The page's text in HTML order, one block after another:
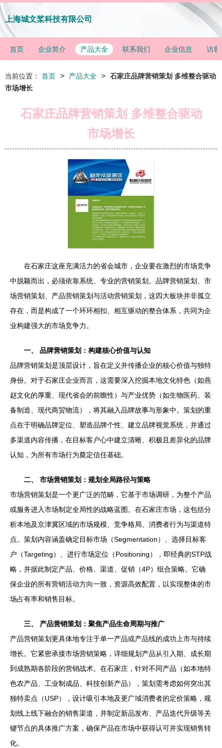
上海城文桨科技有限公司
首页 企业简介 产品大全 联系我们 企业信息 访客
当前位置： 首页 > 产品大全 > 石家庄品牌营销策划 多维整合驱动
市场增长
石家庄品牌营销策划 多维整合驱动
市场增长
在石家庄这座充满活力的省会城市，企业要在激烈的市场竞争
中脱颖而出，必须依靠系统、专业的营销策划。品牌营销策划、市
场营销策划、产品营销策划与活动营销策划，这四大板块并非孤立
存在，而是构成了一个环环相扣、相互驱动的整合体系，共同为企
业构建强大的市场竞争力。
一、 品牌营销策划：构建核心价值与认知
品牌营销策划是顶层设计，旨在定义并传播企业的核心价值与独特
身份。对于石家庄企业而言，这需要深入挖掘本地文化特色（如燕
赵文化的厚重、现代省会的前瞻性）与产业优势（如生物医药、装
备制造、现代商贸物流），将其融入品牌故事与形象中。策划的重
点在于明确品牌定位、塑造品牌个性、建立品牌视觉系统，并通过
多渠道内容传播，在目标客户心中建立清晰、积极且差异化的品牌
认知，为所有市场行为奠定信任基础。
二、 市场营销策划：规划全局路径与策略
市场营销策划是一个更广泛的范畴，它基于市场调研，为整个产品
或服务进入市场制定全局性的战略蓝图。在石家庄市场，这包括分
析本地及京津冀区域的市场规模、竞争格局、消费者行为与渠道特
点。策划内容涵盖确定目标市场（Segmentation）、选择目标客
户（Targeting）、进行市场定位（Positioning），即经典的STP战
略，并据此制定产品、价格、渠道、促销（4P）组合策略。它确
保企业的所有营销活动方向一致，资源高效配置，以实现整体的市
场占有率和销售目标。
三、 产品营销策划：聚焦产品生命周期与推广
产品营销策划更具体地专注于单一产品或产品线的成功上市与持续
增长。它紧密承接市场营销策略，详细规划产品从引入期、成长期
到成熟期各阶段的营销战术。在石家庄，针对不同产品（如本地特
色农产品、工业制成品、科技创新产品），策划需考虑如何突出其
独特卖点（USP），设计吸引本地及更广域消费者的定价策略，规
划线上线下融合的销售渠道，并制定新品发布、产品迭代升级等关
键节点的具体推广方案，确保产品在市场中获得认可并实现销售转
化。